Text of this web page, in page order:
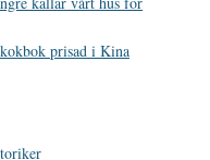
prisad i Kina